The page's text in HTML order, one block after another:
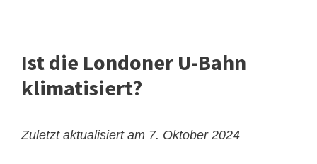
Ist die Londoner U-Bahn
klimatisiert?
Zuletzt aktualisiert am 7. Oktober 2024